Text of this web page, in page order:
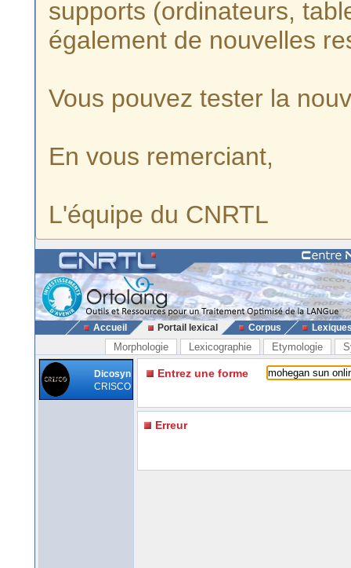
supports (ordinateurs,
également de nouvelles
Vous pouvez tester la
En vous remerciant,
L'équipe du CNRTL
Accueil Portail lexical Corpus
Morphologie Lexicographie Etymologie
Dicosyn
CRISCO
Entrez une forme
Erreur